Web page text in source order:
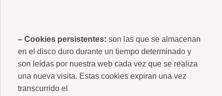
– Cookies persistentes: son las que se almacenan
en el disco duro durante un tiempo determinado y
son leídas por nuestra web cada vez que se realiza
una nueva visita. Estas cookies expiran una vez
transcurrido el